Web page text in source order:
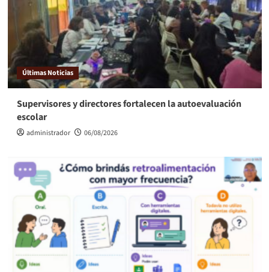
Últimas Noticias
Supervisores y directores fortalecen la autoevaluación
escolar
administrador 06/08/2026